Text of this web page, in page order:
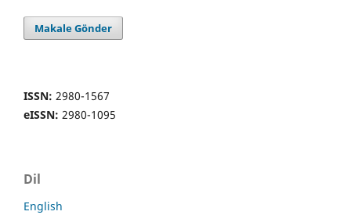
Makale Gönder
ISSN: 2980-1567
eISSN: 2980-1095
Dil
English